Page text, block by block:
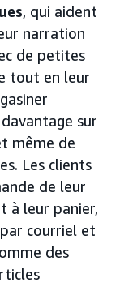
, qui aident
narration
de petites
tout en leur
sur
même de
Les clients
de leur
à leur panier,
courriel et
des